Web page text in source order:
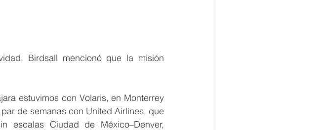
Birdsall mencionó que la misión
estuvimos con Volaris, en Monterrey
de semanas con United Airlines, que
escalas Ciudad de México–Denver,